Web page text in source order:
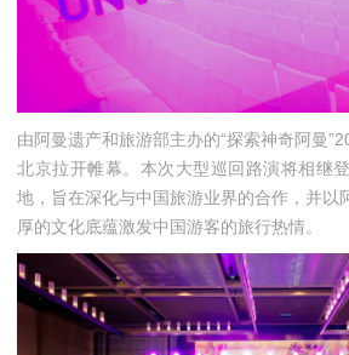
由阿曼遗产和旅游部主办的“探索神奇阿曼
北京拉开帷幕。本次大型巡回路演将相继
地，旨在深化与中国旅游业界的合作，并以
厚的文化底蕴激发中国游客的旅行热情。